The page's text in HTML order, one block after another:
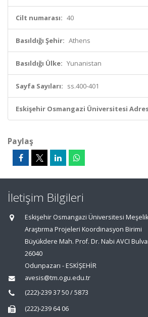
Cilt numarası: 40
Basıldığı Şehir: Athens
Basıldığı Ülke: Yunanistan
Sayfa Sayıları: ss.400-401
Eskişehir Osmangazi Üniversitesi
Paylaş
İletişim Bilgileri
Eskişehir Osmangazi Üniversitesi
Araştırma Projeleri Koordinasyon Birimi
Büyükdere Mah. Prof. Dr. Nabi AVCI
26040
Odunpazarı - ESKİŞEHİR
avesis@tm.ogu.edu.tr
(222)-239 37 50 / 5873
(222)-239 64 06